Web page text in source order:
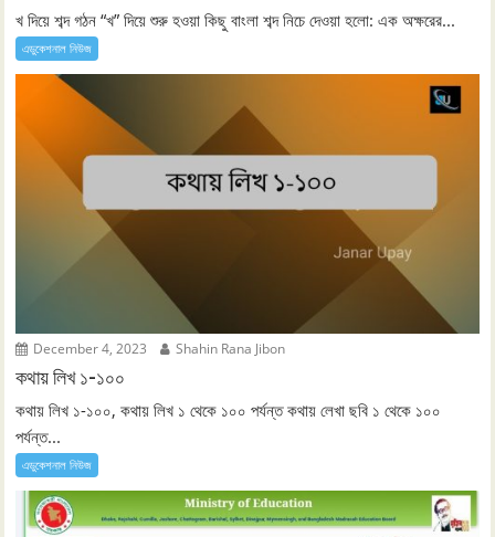
খ দিয়ে শব্দ গঠন “খ” দিয়ে শুরু হওয়া কিছু বাংলা শব্দ নিচে দেওয়া হলো: এক অক্ষরের...
এডুকেশনাল নিউজ
December 4, 2023 Shahin Rana Jibon
কথায় লিখ ১-১০০
কথায় লিখ ১-১০০, কথায় লিখ ১ থেকে ১০০ পর্যন্ত কথায় লেখা ছবি ১ থেকে ১০০
পর্যন্ত...
এডুকেশনাল নিউজ